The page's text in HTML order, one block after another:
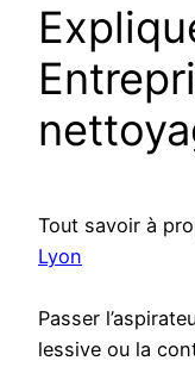
Tout savoir à
Lyon
Passer
lessive ou la